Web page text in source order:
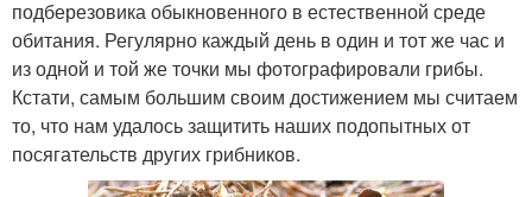
подберезовика обыкновенного в естественной среде
обитания. Ре­гулярно каждый день в один и тот же час и
из одной и той же точки мы фотографировали грибы.
Кстати, самым большим своим достиже­нием мы считаем
то, что нам удалось защитить наших подопытных от
посягательств других грибников.